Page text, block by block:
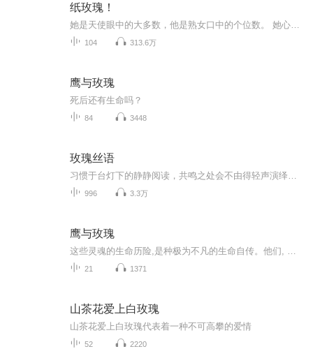
纸玫瑰！
104 313.6万
鹰与玫瑰
死后还有生命吗？
84 3448
玫瑰丝语
996 3.3万
鹰与玫瑰
21 1371
山茶花爱上白玫瑰
山茶花爱上白玫瑰代表着一种不可高攀的爱情
52 2220